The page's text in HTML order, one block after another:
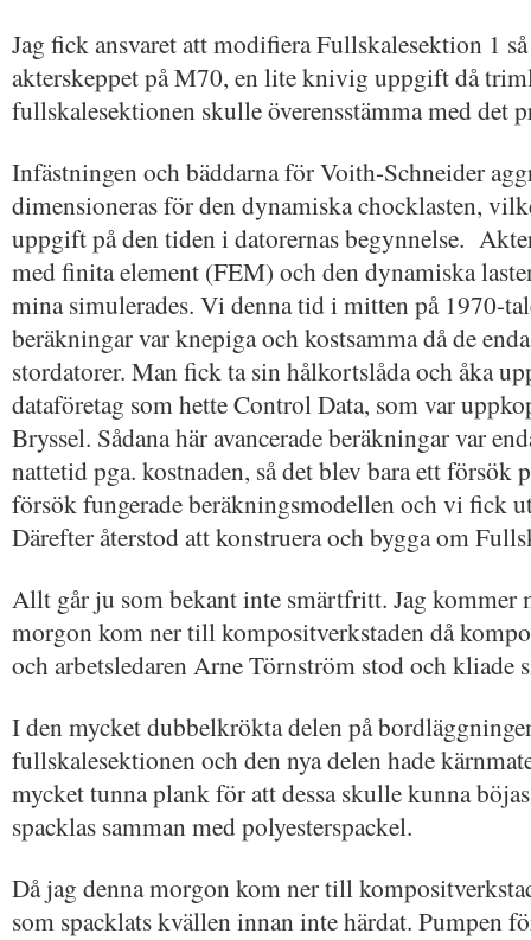
Jag fick ansvaret att modifiera Fullskalesektion 1
akterskeppet på M70, en lite knivig uppgift då
fullskalesektionen skulle överensstämma med det
Infästningen och bäddarna för Voith-Schneider
dimensioneras för den dynamiska chocklasten,
uppgift på den tiden i datorernas begynnelse.
med finita element (FEM) och den dynamiska
mina simulerades. Vi denna tid i mitten på 1970-
beräkningar var knepiga och kostsamma då de
stordatorer. Man fick ta sin hålkortslåda och åka
dataföretag som hette Control Data, som var
Bryssel. Sådana här avancerade beräkningar var
nattetid pga. kostnaden, så det blev bara ett försök
försök fungerade beräkningsmodellen och vi fick
Därefter återstod att konstruera och bygga om
Allt går ju som bekant inte smärtfritt. Jag kommer
morgon kom ner till kompositverkstaden då
och arbetsledaren Arne Törnström stod och kliade
I den mycket dubbelkrökta delen på
fullskalesektionen och den nya delen hade
mycket tunna plank för att dessa skulle kunna
spacklas samman med polyesterspackel.
Då jag denna morgon kom ner till
som spacklats kvällen innan inte härdat. Pumpen